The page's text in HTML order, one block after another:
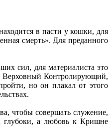
в пасти у кошки, для
смерть». Для преданного
сил, для материалиста это
Верховный Контролирующий,
но он плакал от этого
чтобы совершать служение,
глубоки, а любовь к Кришне